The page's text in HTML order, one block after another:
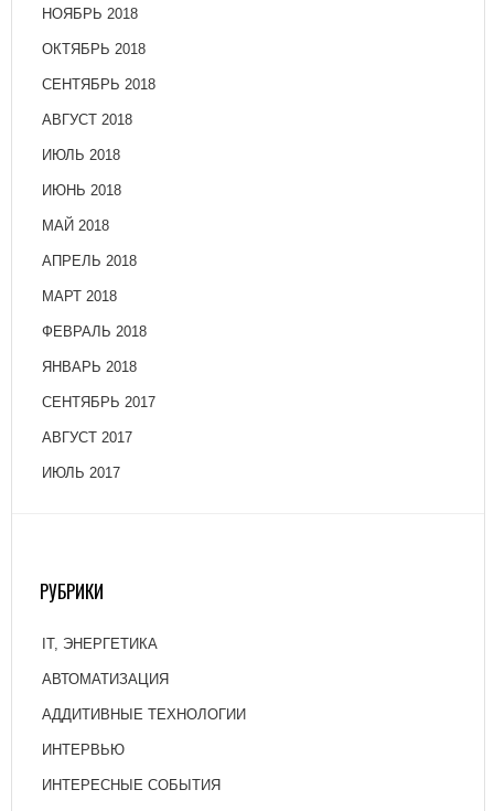
НОЯБРЬ 2018
ОКТЯБРЬ 2018
СЕНТЯБРЬ 2018
АВГУСТ 2018
ИЮЛЬ 2018
ИЮНЬ 2018
МАЙ 2018
АПРЕЛЬ 2018
МАРТ 2018
ФЕВРАЛЬ 2018
ЯНВАРЬ 2018
СЕНТЯБРЬ 2017
АВГУСТ 2017
ИЮЛЬ 2017
РУБРИКИ
IT, ЭНЕРГЕТИКА
АВТОМАТИЗАЦИЯ
АДДИТИВНЫЕ ТЕХНОЛОГИИ
ИНТЕРВЬЮ
ИНТЕРЕСНЫЕ СОБЫТИЯ